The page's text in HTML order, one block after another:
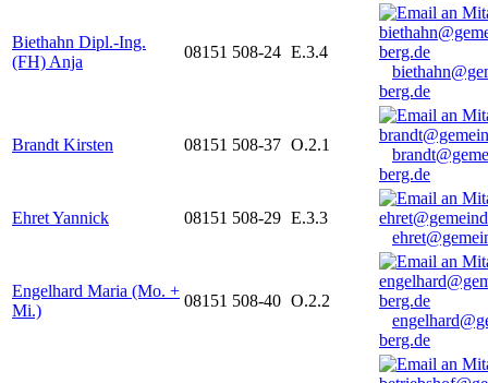
Biethahn Dipl.-Ing.
(FH) Anja
08151 508-24 E.3.4
berg.de
Brandt Kirsten 08151 508-37 O.2.1
berg.de
Ehret Yannick 08151 508-29 E.3.3
Engelhard Maria (Mo. +
Mi.)
08151 508-40 O.2.2
berg.de